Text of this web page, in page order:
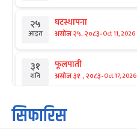
२५
आइत
घटस्थापना
असोज २५, २०८३-Oct 11, 2026
३१
शनि
फूलपाती
असोज ३१ , २०८३-Oct 17, 2026
१
आइत
कार्तिक सङ्क्रान्ति
कार्तिक १, २०८३
सिफारिस